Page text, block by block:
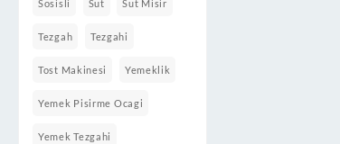
Sosisli Sut Sut Misir
Tezgah Tezgahi
Tost Makinesi Yemeklik
Yemek Pisirme Ocagi
Yemek Tezgahi